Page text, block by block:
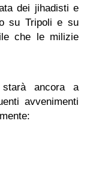
dei jihadisti e
su Tripoli e su
che le milizie
starà ancora a
avvenimenti